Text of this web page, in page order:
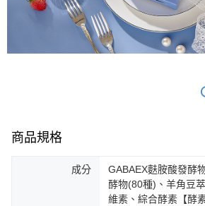
商品規格
成分
GABAEX麩胺酸發酵
酵物(80種)、羊角豆
維素、綜合酵素【酵